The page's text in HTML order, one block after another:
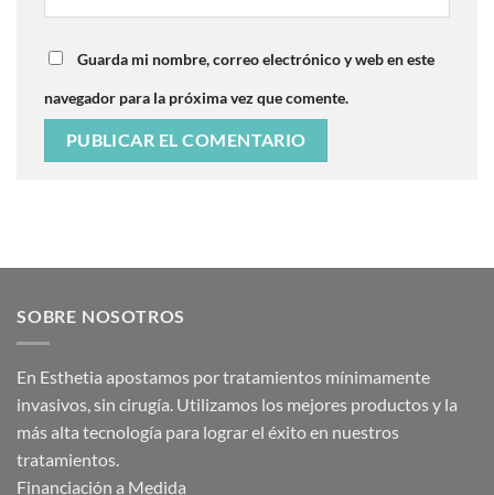
Guarda mi nombre, correo electrónico y web en este
navegador para la próxima vez que comente.
SOBRE NOSOTROS
En Esthetia apostamos por tratamientos mínimamente
invasivos, sin cirugía. Utilizamos los mejores productos y la
más alta tecnología para lograr el éxito en nuestros
tratamientos.
Financiación a Medida